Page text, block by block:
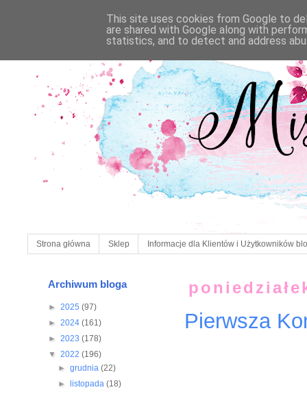
Strona główna Sklep Informacje dla Klientów i Użytkowników
Pierwsza
Archiwum bloga
► 2025 (97)
► 2024 (161)
► 2023 (178)
▼ 2022 (196)
►grudnia(22)
►
listopada(18)
This site uses cookies from Google to
are shared with Google along with
statistics, and to detect and address